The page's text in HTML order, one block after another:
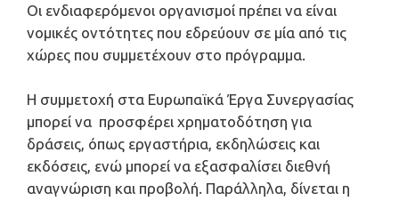
Οι ενδιαφερόμενοι οργανισμοί πρέπει να είναι
νομικές οντότητες που εδρεύουν σε μία από τις
χώρες που συμμετέχουν στο πρόγραμμα.
Η συμμετοχή στα Ευρωπαϊκά Έργα Συνεργασίας
μπορεί να προσφέρει χρηματοδότηση για
δράσεις, όπως εργαστήρια, εκδηλώσεις και
εκδόσεις, ενώ μπορεί να εξασφαλίσει διεθνή
αναγνώριση και προβολή. Παράλληλα, δίνεται η